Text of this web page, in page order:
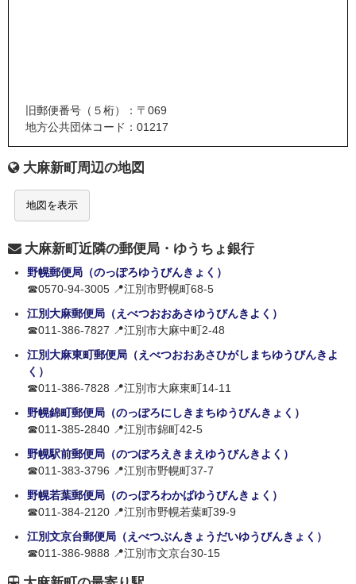
旧郵便番号（５桁）：〒069
地方公共団体コード：01217
大麻新町周辺の地図
地図を表示
大麻新町近隣の郵便局・ゆうちょ銀行
野幌郵便局（のっぽろゆうびんきょく）
☎0570-94-3005 📍江別市野幌町68-5
江別大麻郵便局（えべつおおあさゆうびんきよく）
☎011-386-7827 📍江別市大麻中町2-48
江別大麻東町郵便局（えべつおおあさひがしまちゆうびんきよ
く）
☎011-386-7828 📍江別市大麻東町14-11
野幌錦町郵便局（のっぽろにしきまちゆうびんきょく）
☎011-385-2840 📍江別市錦町42-5
野幌駅前郵便局（のつぽろえきまえゆうびんきよく）
☎011-383-3796 📍江別市野幌町37-7
野幌若葉郵便局（のっぽろわかばゆうびんきょく）
☎011-384-2120 📍江別市野幌若葉町39-9
江別文京台郵便局（えべつぶんきょうだいゆうびんきょく）
☎011-386-9888 📍江別市文京台30-15